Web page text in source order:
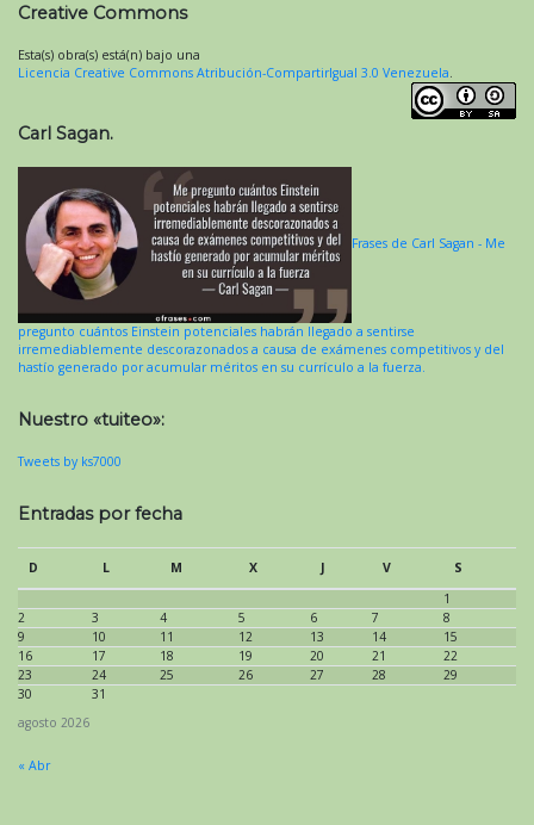
Creative Commons
Esta(s) obra(s) está(n) bajo una
Licencia Creative Commons Atribución-CompartirIgual 3.0 Venezuela
Carl Sagan.
Frases de Carl Sagan - Me
pregunto cuántos Einstein potenciales habrán llegado a sentirse
irremediablemente descorazonados a causa de exámenes competitivos y del
hastío generado por acumular méritos en su currículo a la fuerza.
Nuestro «tuiteo»:
Tweets by ks7000
Entradas por fecha
agosto 2026
D L M X J V
S
1
2
3 4 5 6 7
8
9
10 11 12 13 14
15
16
17 18 19 20 21
22
23
24 25 26 27 28
29
30
31
« Abr